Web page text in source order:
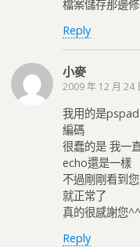
檔案儲存那邊
Reply
小麥
2009 年 12 月 24
我用的是
編碼
很蠢的是 我一
echo還是一樣
不過剛剛看到
就正常了
真的很感謝您^^
Reply